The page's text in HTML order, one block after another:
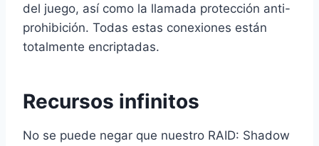
del juego, así como la llamada protección anti-
prohibición. Todas estas conexiones están
totalmente encriptadas.
Recursos infinitos
No se puede negar que nuestro RAID: Shadow